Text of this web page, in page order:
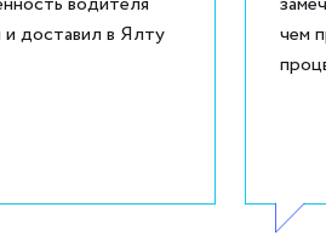
доставил в Ялту
чем